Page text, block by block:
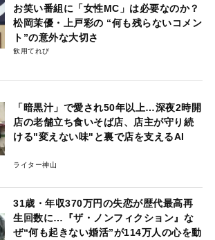
お笑い番組に「女性MC」は必要なのか？
松岡茉優・上戸彩の “何も残らないコメン
ト”の意外な大切さ
飲用てれび
「暗黒汁」で愛され50年以上…深夜2時開
店の老舗立ち食いそば店、店主が守り続
ける"変えない味"と裏で店を支えるAI
ライター神山
31歳・年収370万円の失恋が歴代最高再
生回数に…『ザ・ノンフィクション』な
ぜ“何も起きない婚活”が114万人の心を動